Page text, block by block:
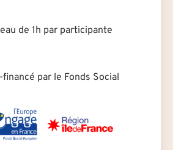
de 1h par participante
par le Fonds Social